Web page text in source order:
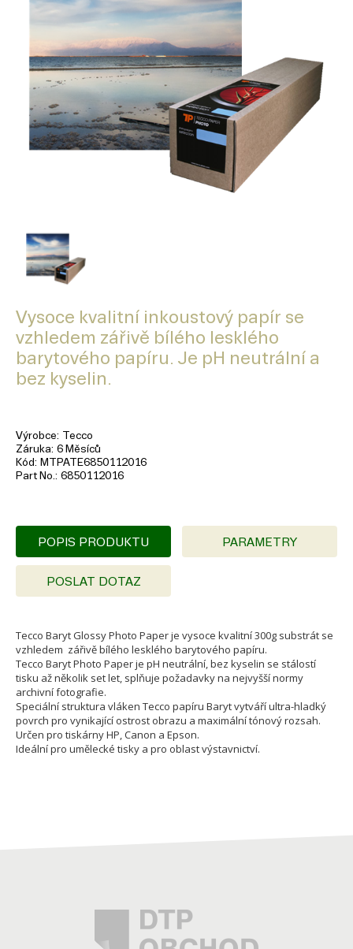
Vysoce kvalitní inkoustový papír se
vzhledem zářivě bílého lesklého
barytového papíru. Je pH neutrální a
bez kyselin.
Výrobce Tecco
Záruka 6 Měsíců
Kód
MTPATE6850112016
Part No. 6850112016
POPIS PRODUKTU PARAMETRY
POSLAT DOTAZ
Tecco Baryt Glossy Photo Paper je vysoce kvalitní 300g substrát se
vzhledem zářivě bílého lesklého barytového papíru.
Tecco Baryt Photo Paper je pH neutrální, bez kyselin se stálostí
tisku až několik set let, splňuje požadavky na nejvyšší normy
archivní fotografie.
Speciální struktura vláken Tecco papíru Baryt vytváří ultra-hladký
povrch pro vynikající ostrost obrazu a maximální tónový rozsah.
Určen pro tiskárny HP, Canon a Epson.
Ideální pro umělecké tisky a pro oblast výstavnictví.